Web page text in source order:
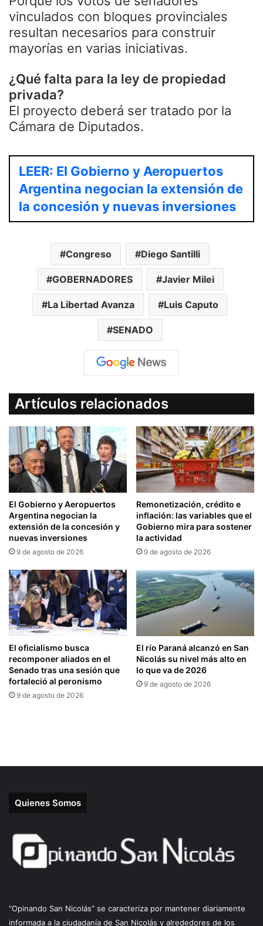
Quienes Somos
“Opinando San Nicolás” se caracteriza por mantener diariamente
informada a la ciudadanía de San Nicolás y alrededores de los